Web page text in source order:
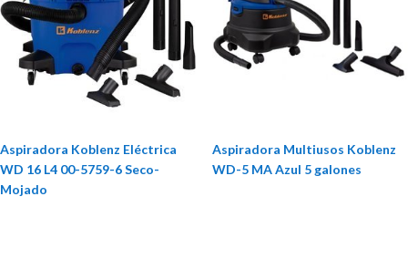
Aspiradora Koblenz Eléctrica
WD 16 L4 00-5759-6 Seco-
Mojado
Aspiradora Multiusos Koblenz
WD-5 MA Azul 5 galones